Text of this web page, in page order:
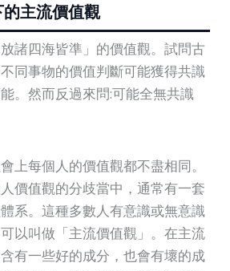
主流價值觀
諸四海皆準」的價值觀。試問古
同事物的價值判斷可能獲得共識
。然而反過來問:可能全無共識
上每個人的價值觀都不盡相同。
價值觀的分歧當中，通常有一套
系。這種多數人有意識或無意識
以叫做「主流價值觀」。在主流
有一些好的成分，也會有壞的成